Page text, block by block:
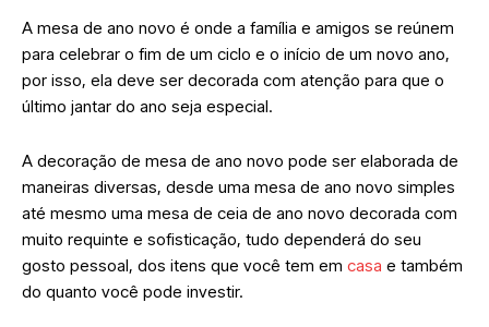
A mesa de ano novo é onde a família e amigos se reúnem
para celebrar o fim de um ciclo e o início de um novo ano,
por isso, ela deve ser decorada com atenção para que o
último jantar do ano seja especial.
A decoração de mesa de ano novo pode ser elaborada de
maneiras diversas, desde uma mesa de ano novo simples
até mesmo uma mesa de ceia de ano novo decorada com
muito requinte e sofisticação, tudo dependerá do seu
gosto pessoal, dos itens que você tem em casa e também
do quanto você pode investir.